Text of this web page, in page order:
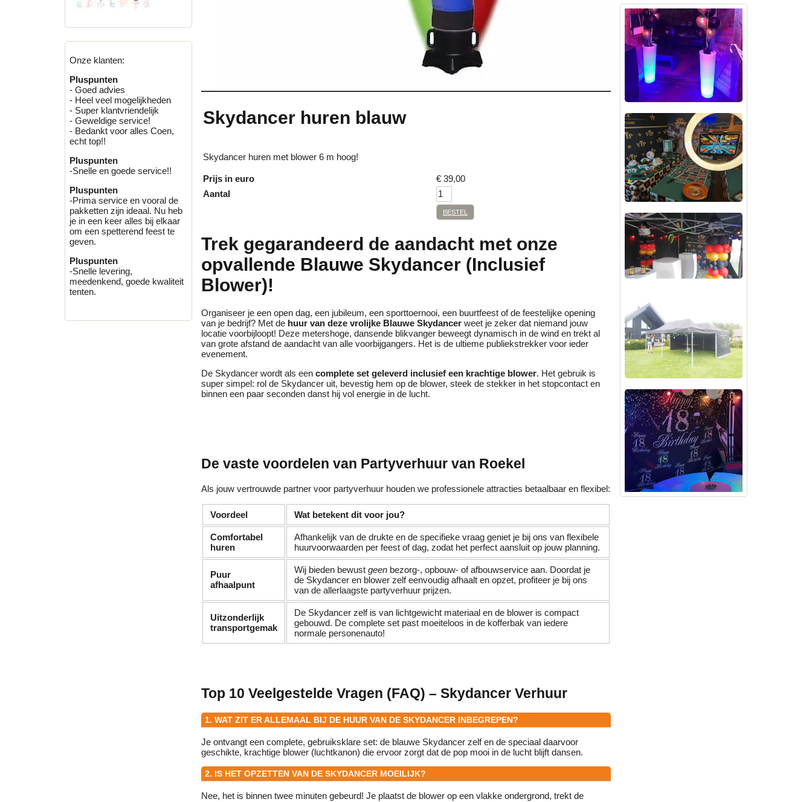
Onze klanten:
Pluspunten
- Goed advies
- Heel veel mogelijkheden
- Super klantvriendelijk
- Geweldige service!
- Bedankt voor alles Coen,
echt top!!
Pluspunten
-Snelle en goede service!!
Pluspunten
-Prima service en vooral de
pakketten zijn ideaal. Nu heb
je in een keer alles bij elkaar
om een spetterend feest te
geven.
Pluspunten
-Snelle levering,
meedenkend, goede kwaliteit
tenten.
Skydancer huren blauw
Skydancer huren met blower 6 m hoog!
Prijs in euro € 39,00
Aantal
BESTEL
Trek gegarandeerd de aandacht met onze
opvallende Blauwe Skydancer (Inclusief
Blower)!
Organiseer je een open dag, een jubileum, een sporttoernooi, een buurtfeest of de feestelijke opening
van je bedrijf? Met de huur van deze vrolijke Blauwe Skydancer weet je zeker dat niemand jouw
locatie voorbijloopt! Deze metershoge, dansende blikvanger beweegt dynamisch in de wind en trekt al
van grote afstand de aandacht van alle voorbijgangers. Het is de ultieme publiekstrekker voor ieder
evenement.
De Skydancer wordt als een complete set geleverd inclusief een krachtige blower. Het gebruik is
super simpel: rol de Skydancer uit, bevestig hem op de blower, steek de stekker in het stopcontact en
binnen een paar seconden danst hij vol energie in de lucht.
De vaste voordelen van Partyverhuur van Roekel
Als jouw vertrouwde partner voor partyverhuur houden we professionele attracties betaalbaar en flexibel:
Voordeel Wat betekent dit voor jou?
Comfortabel
huren
Afhankelijk van de drukte en de specifieke vraag geniet je bij ons van flexibele
huurvoorwaarden per feest of dag, zodat het perfect aansluit op jouw planning.
Puur
afhaalpunt
Wij bieden bewust geen bezorg-, opbouw- of afbouwservice aan. Doordat je
de Skydancer en blower zelf eenvoudig afhaalt en opzet, profiteer je bij ons
van de allerlaagste partyverhuur prijzen.
Uitzonderlijk
transportgemak
De Skydancer zelf is van lichtgewicht materiaal en de blower is compact
gebouwd. De complete set past moeiteloos in de kofferbak van iedere
normale personenauto!
Top 10 Veelgestelde Vragen (FAQ) – Skydancer Verhuur
1. WAT ZIT ER ALLEMAAL BIJ DE HUUR VAN DE SKYDANCER INBEGREPEN?
Je ontvangt een complete, gebruiksklare set: de blauwe Skydancer zelf en de speciaal daarvoor
geschikte, krachtige blower (luchtkanon) die ervoor zorgt dat de pop mooi in de lucht blijft dansen.
2. IS HET OPZETTEN VAN DE SKYDANCER MOEILIJK?
Nee, het is binnen twee minuten gebeurd! Je plaatst de blower op een vlakke ondergrond, trekt de